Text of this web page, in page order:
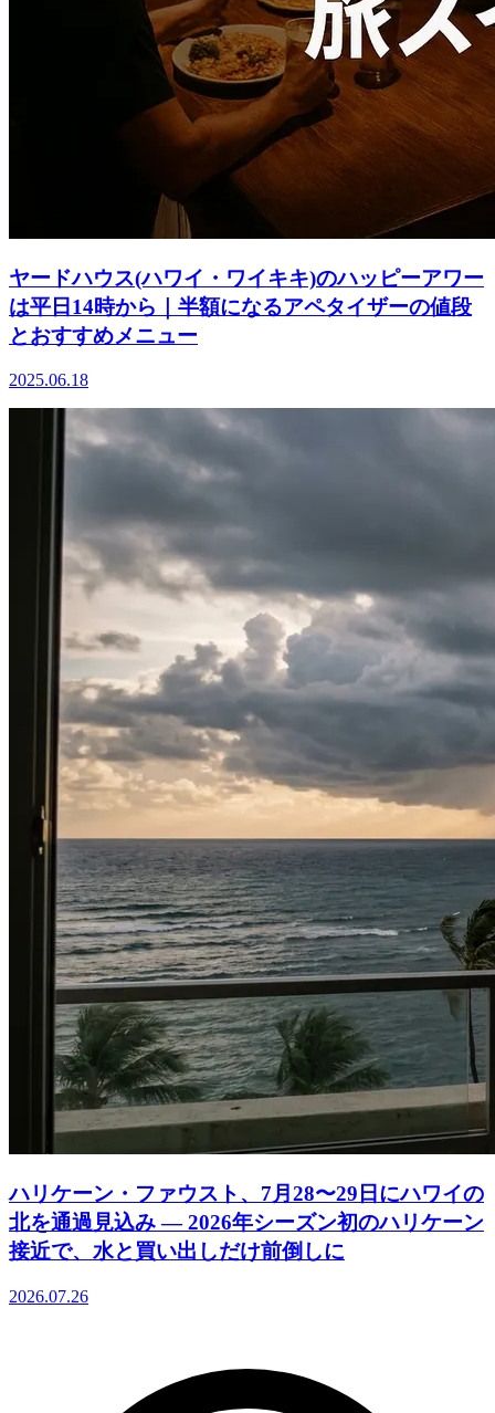
ヤードハウス(ハワイ・ワイキキ)のハッピーアワー
は平日14時から｜半額になるアペタイザーの値段
とおすすめメニュー
2025.06.18
ハリケーン・ファウスト、7月28〜29日にハワイの
北を通過見込み ― 2026年シーズン初のハリケーン
接近で、水と買い出しだけ前倒しに
2026.07.26